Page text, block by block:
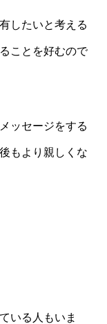
したいと考える
ことを好むので
ッセージをする
もより親しくな
いる人もいま